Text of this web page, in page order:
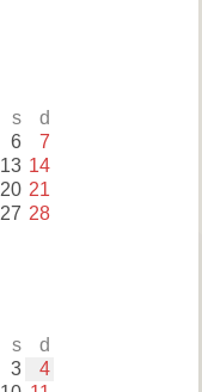
s d
6 7
13 14
20 21
27 28
s d
3 4